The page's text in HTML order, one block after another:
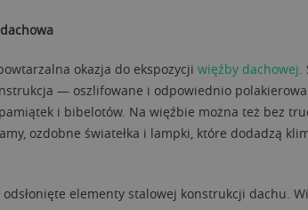
okazja do ekspozycji więźby dachowej.
— oszlifowane i odpowiednio
i bibelotów. Na więźbie można też bez
ozdobne światełka i lampki, które dodadzą
elementy stalowej konstrukcji dachu.